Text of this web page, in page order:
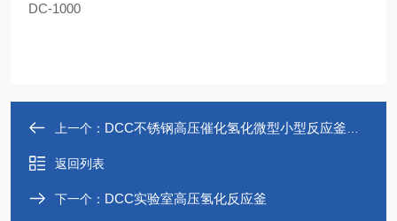
DC-1000
上一个： DCC不锈钢高压催化氢化微型小型反应釜反应器
返回列表
下一个： DCC实验室高压氢化反应釜